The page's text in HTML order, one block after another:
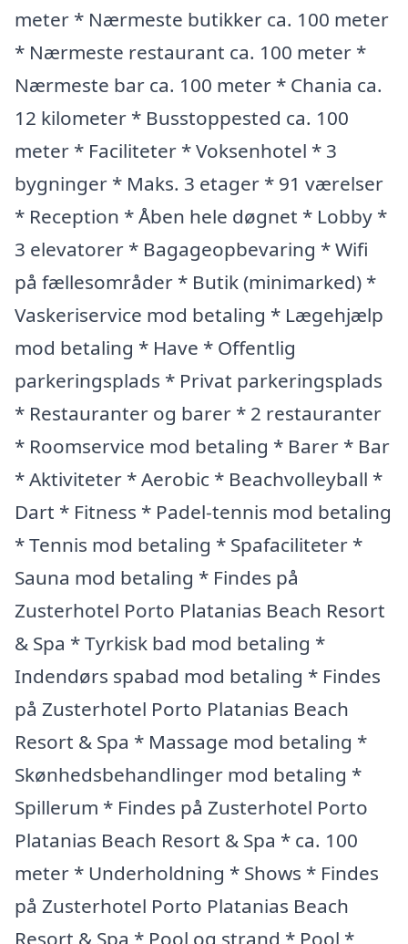
meter * Nærmeste butikker ca. 100 meter
* Nærmeste restaurant ca. 100 meter *
Nærmeste bar ca. 100 meter * Chania ca.
12 kilometer * Busstoppested ca. 100
meter * Faciliteter * Voksenhotel * 3
bygninger * Maks. 3 etager * 91 værelser
* Reception * Åben hele døgnet * Lobby *
3 elevatorer * Bagageopbevaring * Wifi
på fællesområder * Butik (minimarked) *
Vaskeriservice mod betaling * Lægehjælp
mod betaling * Have * Offentlig
parkeringsplads * Privat parkeringsplads
* Restauranter og barer * 2 restauranter
* Roomservice mod betaling * Barer * Bar
* Aktiviteter * Aerobic * Beachvolleyball *
Dart * Fitness * Padel-tennis mod betaling
* Tennis mod betaling * Spafaciliteter *
Sauna mod betaling * Findes på
Zusterhotel Porto Platanias Beach Resort
& Spa * Tyrkisk bad mod betaling *
Indendørs spabad mod betaling * Findes
på Zusterhotel Porto Platanias Beach
Resort & Spa * Massage mod betaling *
Skønhedsbehandlinger mod betaling *
Spillerum * Findes på Zusterhotel Porto
Platanias Beach Resort & Spa * ca. 100
meter * Underholdning * Shows * Findes
på Zusterhotel Porto Platanias Beach
Resort & Spa * Pool og strand * Pool *